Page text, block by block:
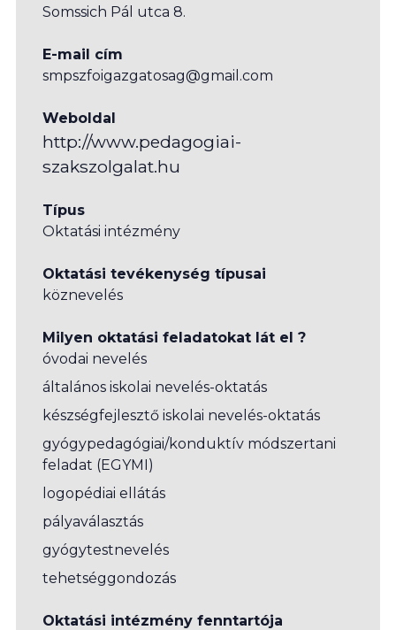
Somssich Pál utca 8.
E-mail cím
smpszfoigazgatosag@gmail.com
Weboldal
http://www.pedagogiai-
szakszolgalat.hu
Típus
Oktatási intézmény
Oktatási tevékenység típusai
köznevelés
Milyen oktatási feladatokat lát el ?
óvodai nevelés
általános iskolai nevelés-oktatás
készségfejlesztő iskolai nevelés-oktatás
gyógypedagógiai/konduktív módszertani
feladat (EGYMI)
logopédiai ellátás
pályaválasztás
gyógytestnevelés
tehetséggondozás
Oktatási intézmény fenntartója